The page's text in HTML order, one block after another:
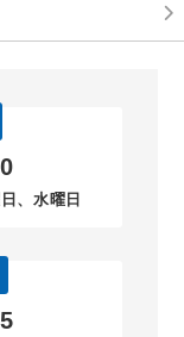
、水曜日